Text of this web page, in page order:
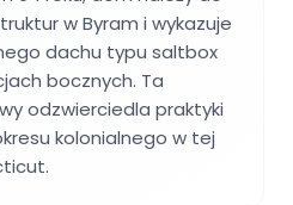
w Byram i wykazuje
dachu typu saltbox
bocznych. Ta
odzwierciedla praktyki
kolonialnego w tej